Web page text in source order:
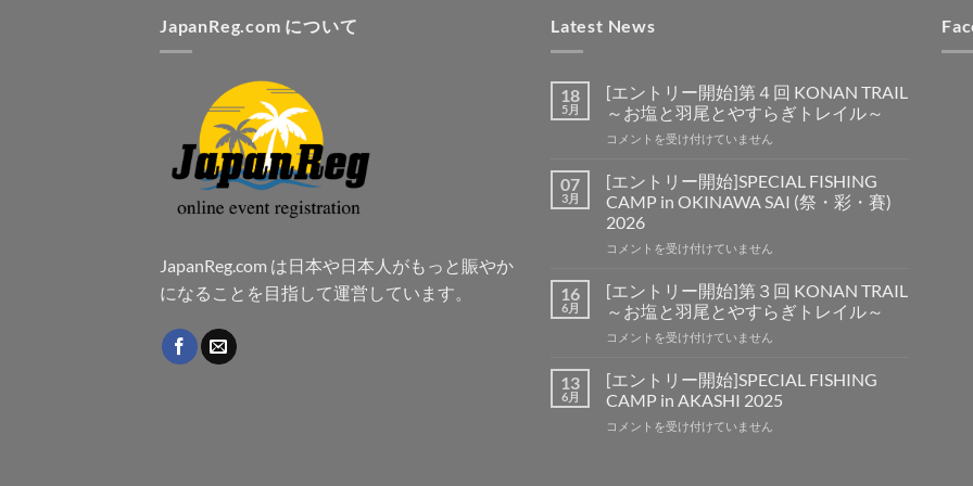
JapanReg.com について
JapanReg.com は日本や日本人がもっと賑やか
になることを目指して運営しています。
Latest News
18
5月
[エントリー開始]第４回 KONAN TRAIL
～お塩と羽尾とやすらぎトレイル～
[エ
ト
リ
ー
開
始]
４
回
KONAN
TRAIL
お
塩
羽
コメントを受け付けていません
07
3月
[エントリー開始]SPECIAL FISHING
CAMP in OKINAWA SAI (祭・彩・賽)
2026
[エ
ト
リ
開
FISHING
CAMP
OKINAWA
コメントを受け付けていません
16
6月
[エントリー開始]第３回 KONAN TRAIL
～お塩と羽尾とやすらぎトレイル～
[エ
ト
リ
ー
開
コメントを受け付けていません
13
6月
[エントリー開始]SPECIAL FISHING
CAMP in AKASHI 2025
[エ
コメントを受け付けていません